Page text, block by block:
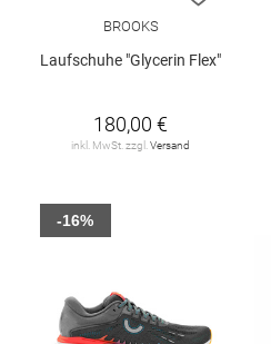
BROOKS
Laufschuhe "Glycerin Flex"
180,00 €
inkl. MwSt. zzgl. Versand
-16%